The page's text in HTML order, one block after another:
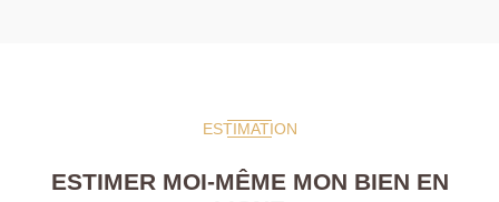
ESTIMATION
ESTIMER MOI-MÊME MON BIEN EN